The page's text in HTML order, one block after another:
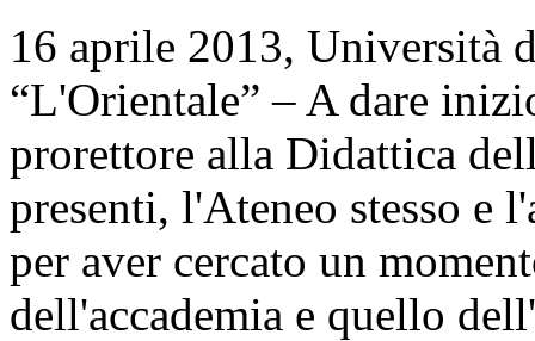
16 aprile 2013, Università
“L'Orientale” – A dare
prorettore alla Didattica
presenti, l'Ateneo stesso e
per aver cercato un
dell'accademia e quello